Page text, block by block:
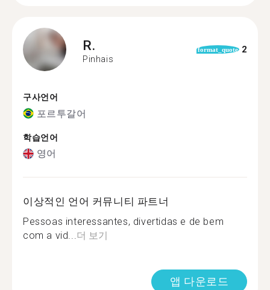
R.
Pinhais
format_quote 2
구사언어
포르투갈어
학습언어
영어
이상적인 언어 커뮤니티 파트너
Pessoas interessantes, divertidas e de bem
com a vid...더 보기
앱 다운로드